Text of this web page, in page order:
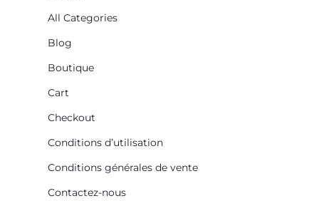
All Categories
Blog
Boutique
Cart
Checkout
Conditions d’utilisation
Conditions générales de vente
Contactez-nous